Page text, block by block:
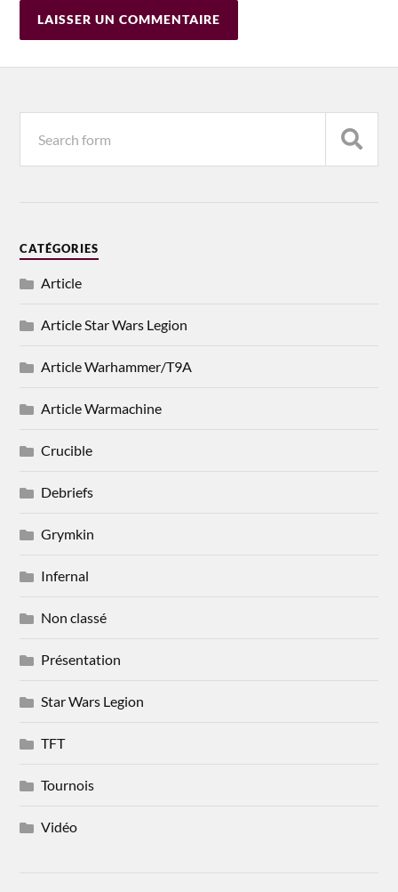
CATÉGORIES
Article
Article Star Wars Legion
Article Warhammer/T9A
Article Warmachine
Crucible
Debriefs
Grymkin
Infernal
Non classé
Présentation
Star Wars Legion
TFT
Tournois
Vidéo